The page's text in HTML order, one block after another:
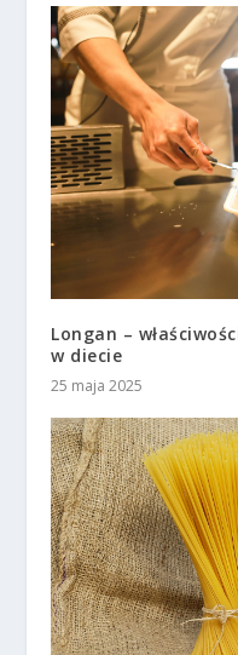
Longan –
w diecie
25 maja 2025